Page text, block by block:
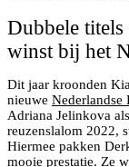
Dubbele titels
winst bij het
Dit jaar kroonden
nieuwe Nederlandse
Adriana Jelinkova
reuzenslalom 2022,
Hiermee pakken
mooie prestatie. Ze